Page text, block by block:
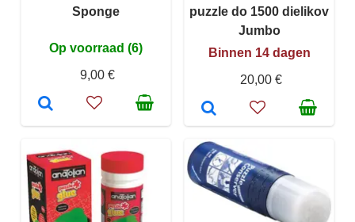
Sponge
Op voorraad (6)
9,00 €
puzzle do 1500 dielikov
Jumbo
Binnen 14 dagen
20,00 €